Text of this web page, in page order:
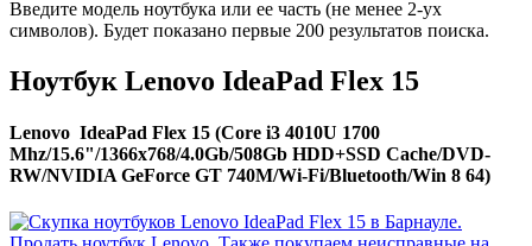
Введите модель ноутбука или ее часть (не менее 2-ух
символов). Будет показано первые 200 результатов поиска.
Ноутбук Lenovo IdeaPad Flex 15
Lenovo IdeaPad Flex 15 (Core i3 4010U 1700
Mhz/15.6"/1366x768/4.0Gb/508Gb HDD+SSD Cache/DVD-
RW/NVIDIA GeForce GT 740M/Wi-Fi/Bluetooth/Win 8 64)